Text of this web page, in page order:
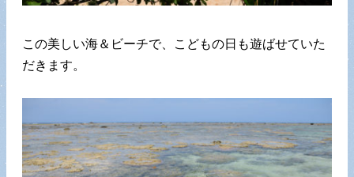
この美しい海＆ビーチで、こどもの日も遊ばせていた
だきます。